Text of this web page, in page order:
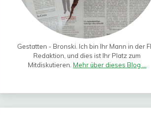
Gestatten - Bronski. Ich bin Ihr Mann in der
Redaktion, und dies ist Ihr Platz zum
Mitdiskutieren. Mehr über dieses Blog ...